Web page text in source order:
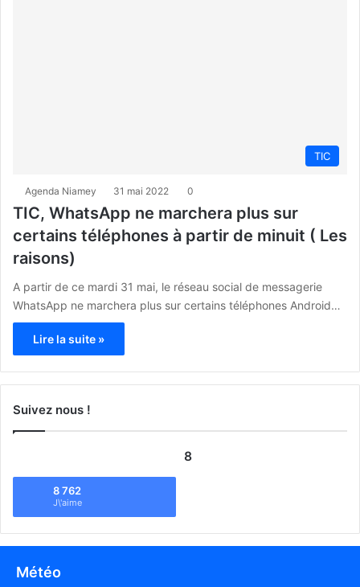
TIC
Agenda Niamey 31 mai 2022 0
TIC, WhatsApp ne marchera plus sur
certains téléphones à partir de minuit ( Les
raisons)
A partir de ce mardi 31 mai, le réseau social de messagerie
WhatsApp ne marchera plus sur certains téléphones Android…
Lire la suite »
Suivez nous !
8
8 762
J\'aime
Météo